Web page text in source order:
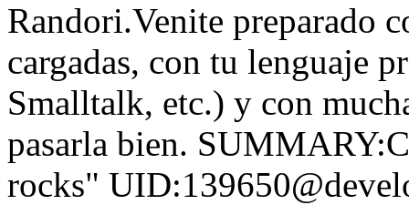
Randori.Venite preparado
cargadas, con tu lenguaje
Smalltalk, etc.) y con
pasarla bien.
rocks"